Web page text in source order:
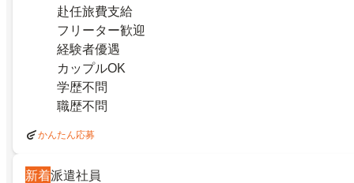
赴任旅費支給
フリーター歓迎
経験者優遇
カップルOK
学歴不問
職歴不問
かんたん応募
新着派遣社員